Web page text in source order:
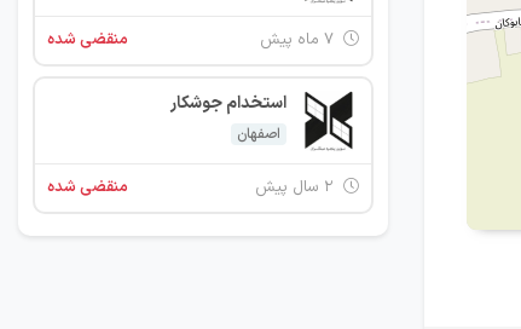
منقضی شده
استخدام جوشکار
اصفهان
منقضی شده